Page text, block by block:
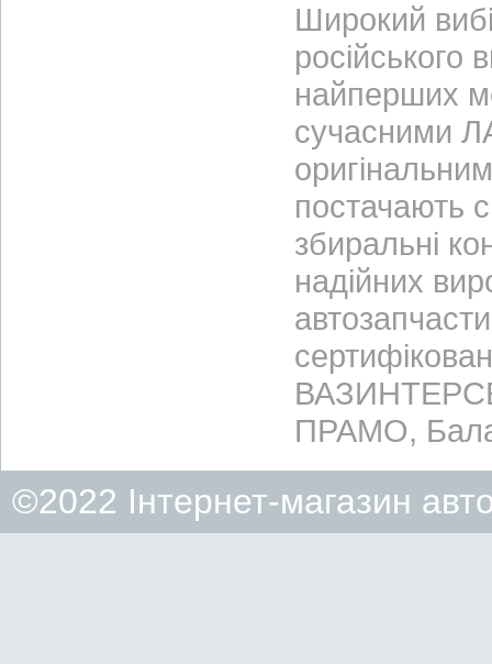
Широкий
найперших
сучасними
постачають
збиральні
надійних
ПРАМО,
©2022 Інтернет-магазин